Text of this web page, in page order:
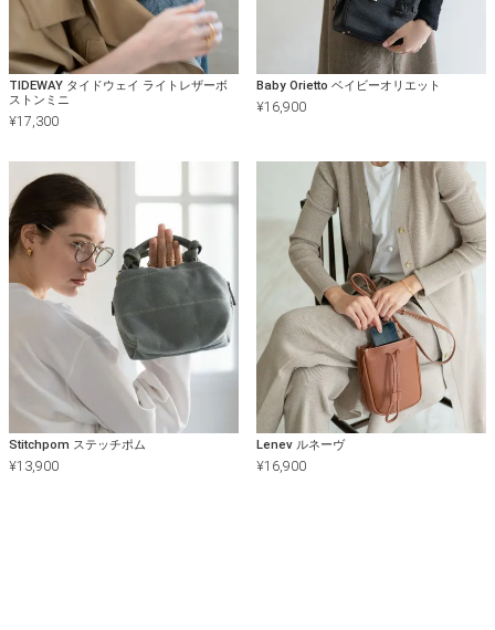
TIDEWAY タイドウェイ ライトレザーボ
ストンミニ
¥17,300
Baby Orietto ベイビーオリエット
¥16,900
Stitchpom ステッチポム
¥13,900
Lenev ルネーヴ
¥16,900